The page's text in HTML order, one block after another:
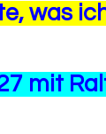
was
mit